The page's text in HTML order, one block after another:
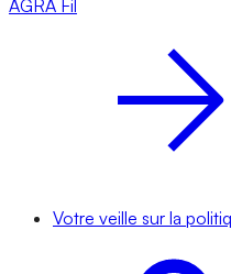
AGRA Fil
Votre veille sur la